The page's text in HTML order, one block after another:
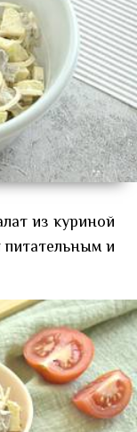
из куриной
питательным и